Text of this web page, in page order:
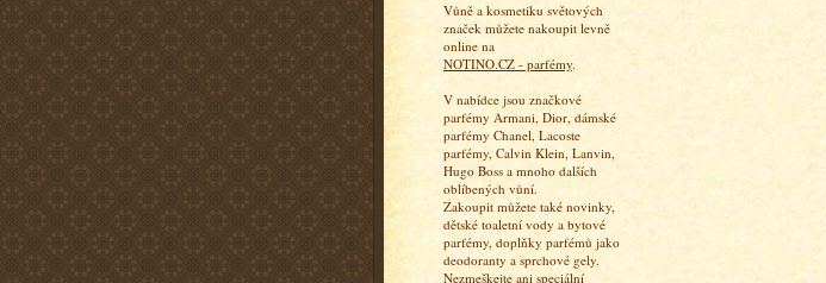
Vůně a kosmetiku světových
značek můžete nakoupit levně
online na
NOTINO.CZ - parfémy.
V nabídce jsou značkové
parfémy Armani, Dior, dámské
parfémy Chanel, Lacoste
parfémy, Calvin Klein, Lanvin,
Hugo Boss a mnoho dalších
oblíbených vůní.
Zakoupit můžete také novinky,
dětské toaletní vody a bytové
parfémy, doplňky parfémů jako
deodoranty a sprchové gely.
Nezmeškejte ani speciální